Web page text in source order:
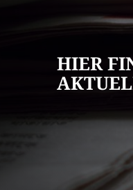
HIER